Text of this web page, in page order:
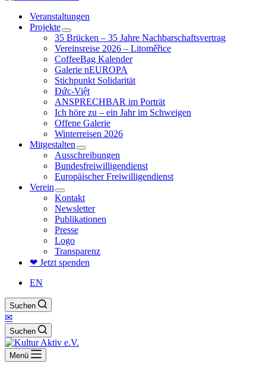
Veranstaltungen
Projekte
35 Brücken – 35 Jahre Nachbarschaftsvertrag
Vereinsreise 2026 – Litoměřice
CoffeeBag Kalender
Galerie nEUROPA
Stichpunkt Solidarität
Đức-Việt
ANSPRECHBAR im Porträt
Ich höre zu – ein Jahr im Schweigen
Offene Galerie
Winterreisen 2026
Mitgestalten
Ausschreibungen
Bundesfreiwilligendienst
Europäischer Freiwilligendienst
Verein
Kontakt
Newsletter
Publikationen
Presse
Logo
Transparenz
❤ Jetzt spenden
EN
Suchen
✉
Suchen
Menü